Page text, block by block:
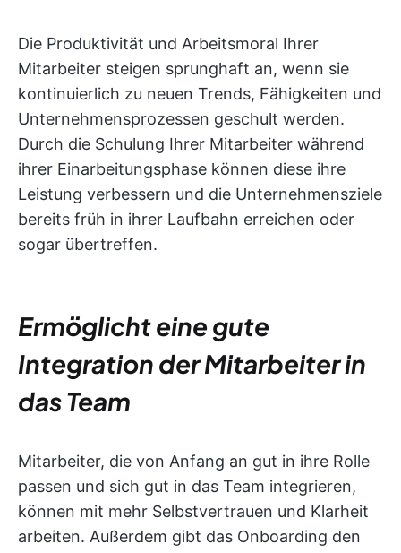
Die Produktivität und Arbeitsmoral Ihrer
Mitarbeiter steigen sprunghaft an, wenn sie
kontinuierlich zu neuen Trends, Fähigkeiten und
Unternehmensprozessen geschult werden.
Durch die Schulung Ihrer Mitarbeiter während
ihrer Einarbeitungsphase können diese ihre
Leistung verbessern und die Unternehmensziele
bereits früh in ihrer Laufbahn erreichen oder
sogar übertreffen.
Ermöglicht eine gute
Integration der Mitarbeiter in
das Team
Mitarbeiter, die von Anfang an gut in ihre Rolle
passen und sich gut in das Team integrieren,
können mit mehr Selbstvertrauen und Klarheit
arbeiten. Außerdem gibt das Onboarding den